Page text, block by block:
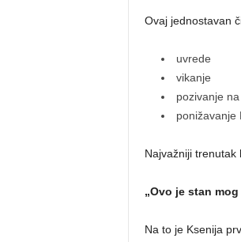
Ovaj jednostavan
uvrede
vikanje
pozivanje na
ponižavanje
Najvažniji trenutak
„Ovo je stan
Na to je Ksenija